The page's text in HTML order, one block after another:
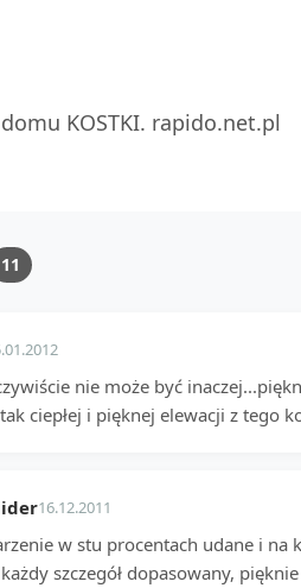
KOSTKI. rapido.net.pl
11
nie może być
ciepłej i pięknej elewacji z tego
16.12.2011
w stu procentach udane i na
szczegół dopasowany,